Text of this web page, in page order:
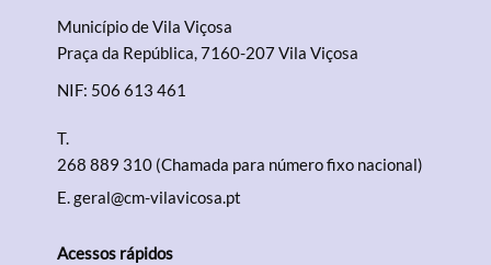
Município de Vila Viçosa
Praça da República, 7160-207 Vila Viçosa
NIF: 506 613 461
T.
268 889 310 (Chamada para número fixo nacional)
E.geral@cm-vilavicosa.pt
Acessos rápidos